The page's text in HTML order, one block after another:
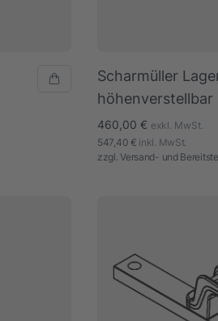
Scharmüller
höhenverstellbar
460,00 € exkl. MwSt.
547,40 € inkl. MwSt.
zzgl.Versand- und